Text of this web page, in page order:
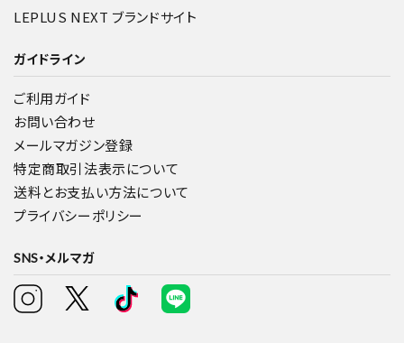
LEPLUS NEXT ブランドサイト
ガイドライン
ご利用ガイド
お問い合わせ
メールマガジン登録
特定商取引法表示について
送料とお支払い方法について
プライバシーポリシー
SNS・メルマガ